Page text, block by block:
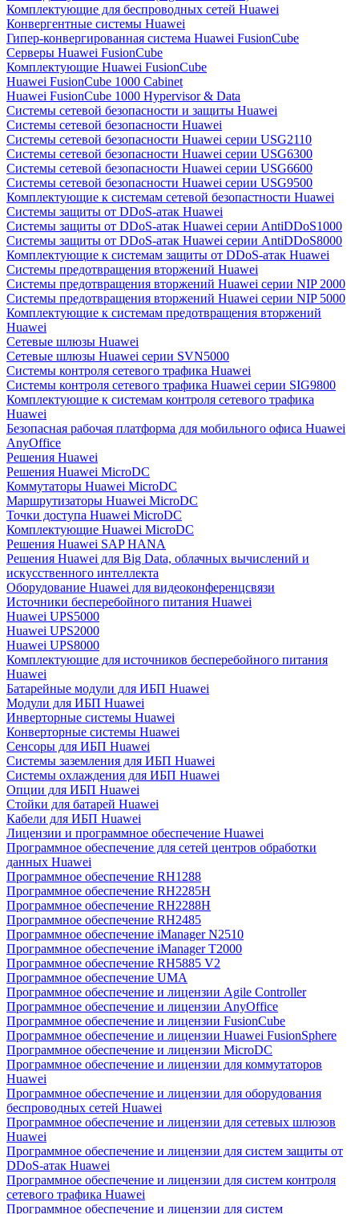
Комплектующие для беспроводных сетей Huawei
Конвергентные системы Huawei
Гипер-конвергированная система Huawei FusionCube
Серверы Huawei FusionCube
Комплектующие Huawei FusionCube
Huawei FusionCube 1000 Cabinet
Huawei FusionCube 1000 Hypervisor & Data
Системы сетевой безопасности и защиты Huawei
Системы сетевой безопасности Huawei
Системы сетевой безопасности Huawei серии USG2110
Системы сетевой безопасности Huawei серии USG6300
Системы сетевой безопасности Huawei серии USG6600
Системы сетевой безопасности Huawei серии USG9500
Комплектующие к системам сетевой безопастности Huawei
Системы защиты от DDoS-атак Huawei
Системы защиты от DDoS-атак Huawei серии AntiDDoS1000
Системы защиты от DDoS-атак Huawei серии AntiDDoS8000
Комплектующие к системам защиты от DDoS-атак Huawei
Системы предотвращения вторжений Huawei
Системы предотвращения вторжений Huawei серии NIP 2000
Системы предотвращения вторжений Huawei серии NIP 5000
Комплектующие к системам предотвращения вторжений
Huawei
Сетевые шлюзы Huawei
Сетевые шлюзы Huawei серии SVN5000
Системы контроля сетевого трафика Huawei
Системы контроля сетевого трафика Huawei серии SIG9800
Комплектующие к системам контроля сетевого трафика
Huawei
Безопасная рабочая платформа для мобильного офиса Huawei
AnyOffice
Решения Huawei
Решения Huawei MicroDC
Коммутаторы Huawei MicroDC
Маршрутизаторы Huawei MicroDC
Точки доступа Huawei MicroDC
Комплектующие Huawei MicroDC
Решения Huawei SAP HANA
Решения Huawei для Big Data, облачных вычислений и
искусственного интеллекта
Оборудование Huawei для видеоконференцсвязи
Источники бесперебойного питания Huawei
Huawei UPS5000
Huawei UPS2000
Huawei UPS8000
Комплектующие для источников бесперебойного питания
Huawei
Батарейные модули для ИБП Huawei
Модули для ИБП Huawei
Инверторные системы Huawei
Конверторные системы Huawei
Сенсоры для ИБП Huawei
Системы заземления для ИБП Huawei
Системы охлаждения для ИБП Huawei
Опции для ИБП Huawei
Стойки для батарей Huawei
Кабели для ИБП Huawei
Лицензии и программное обеспечение Huawei
Программное обеспечение для сетей центров обработки
данных Huawei
Программное обеспечение RH1288
Программное обеспечение RH2285H
Программное обеспечение RH2288H
Программное обеспечение RH2485
Программное обеспечение iManager N2510
Программное обеспечение iManager T2000
Программное обеспечение RH5885 V2
Программное обеспечение UMA
Программное обеспечение и лицензии Agile Controller
Программное обеспечение и лицензии AnyOffice
Программное обеспечение и лицензии FusionCube
Программное обеспечение и лицензии Huawei FusionSphere
Программное обеспечение и лицензии MicroDC
Программное обеспечение и лицензии для коммутаторов
Huawei
Программное обеспечение и лицензии для оборудования
беспроводных сетей Huawei
Программное обеспечение и лицензии для сетевых шлюзов
Huawei
Программное обеспечение и лицензии для систем защиты от
DDoS-атак Huawei
Программное обеспечение и лицензии для систем контроля
сетевого трафика Huawei
Программное обеспечение и лицензии для систем